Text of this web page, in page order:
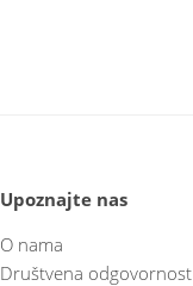
Upoznajte nas
O nama
Društvena odgovornost